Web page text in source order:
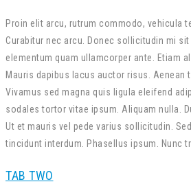
Proin elit arcu, rutrum commodo, vehicula
Curabitur nec arcu. Donec sollicitudin mi sit
elementum quam ullamcorper ante. Etiam
Mauris dapibus lacus auctor risus. Aenean
Vivamus sed magna quis ligula eleifend
sodales tortor vitae ipsum. Aliquam nulla.
Ut et mauris vel pede varius sollicitudin.
tincidunt interdum. Phasellus ipsum. Nunc
TAB TWO